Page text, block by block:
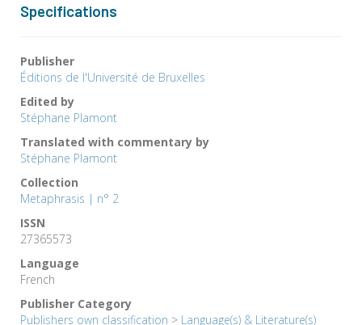
Specifications
Publisher
Éditions de l'Université de Bruxelles
Edited by
Stéphane Plamont
Translated with commentary by
Stéphane Plamont
Collection
Metaphrasis | n° 2
ISSN
27365573
Language
French
Publisher Category
Publishers own classification > Language(s) & Literature(s)